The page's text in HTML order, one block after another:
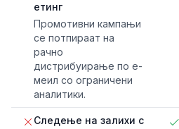
етинг
Промотивни кампањи
се потпираат на
рачно
дистрибуирање по е-
меил со ограничени
аналитики.
Следење на залихи с